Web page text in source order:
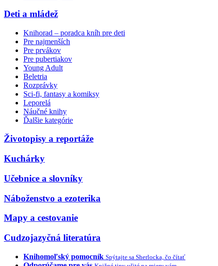
Deti a mládež
Knihorad – poradca kníh pre deti
Pre najmenších
Pre prvákov
Pre pubertiakov
Young Adult
Beletria
Rozprávky
Sci-fi, fantasy a komiksy
Leporelá
Náučné knihy
Ďalšie kategórie
Životopisy a reportáže
Kuchárky
Učebnice a slovníky
Náboženstvo a ezoterika
Mapy a cestovanie
Cudzojazyčná literatúra
Knihomoľský pomocník Spýtajte sa Sherlocka, čo čítať